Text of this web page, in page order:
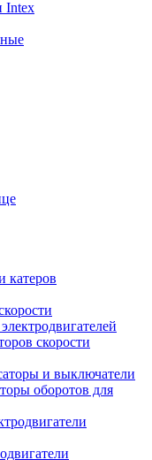
Intex
катеров
скорости
и выключатели
оборотов для